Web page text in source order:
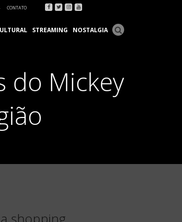
CONTATO Facebook
Twitter
Instagram
Youtube
STREAMING NOSTALGIA
do Mickey
shopping